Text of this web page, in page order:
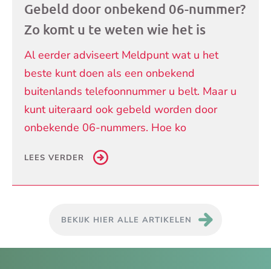
Gebeld door onbekend 06-nummer?
Zo komt u te weten wie het is
Al eerder adviseert Meldpunt wat u het
beste kunt doen als een onbekend
buitenlands telefoonnummer u belt. Maar u
kunt uiteraard ook gebeld worden door
onbekende 06-nummers. Hoe ko
LEES VERDER
BEKIJK HIER ALLE ARTIKELEN